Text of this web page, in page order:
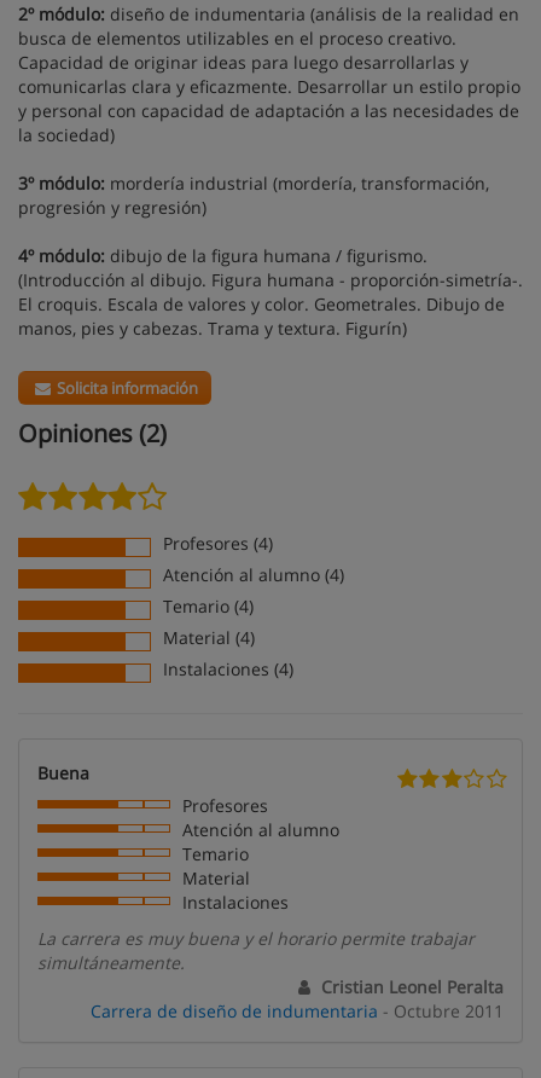
2º módulo: diseño de indumentaria (análisis de la realidad en
busca de elementos utilizables en el proceso creativo.
Capacidad de originar ideas para luego desarrollarlas y
comunicarlas clara y eficazmente. Desarrollar un estilo propio
y personal con capacidad de adaptación a las necesidades de
la sociedad)
3º módulo: mordería industrial (mordería, transformación,
progresión y regresión)
4º módulo: dibujo de la figura humana / figurismo.
(Introducción al dibujo. Figura humana - proporción-simetría-.
El croquis. Escala de valores y color. Geometrales. Dibujo de
manos, pies y cabezas. Trama y textura. Figurín)
Solicita información
Opiniones (2)
Profesores (4)
Atención al alumno (4)
Temario (4)
Material (4)
Instalaciones (4)
Buena
Profesores
Atención al alumno
Temario
Material
Instalaciones
La carrera es muy buena y el horario permite trabajar
simultáneamente.
Cristian Leonel Peralta
Carrera de diseño de indumentaria - Octubre 2011